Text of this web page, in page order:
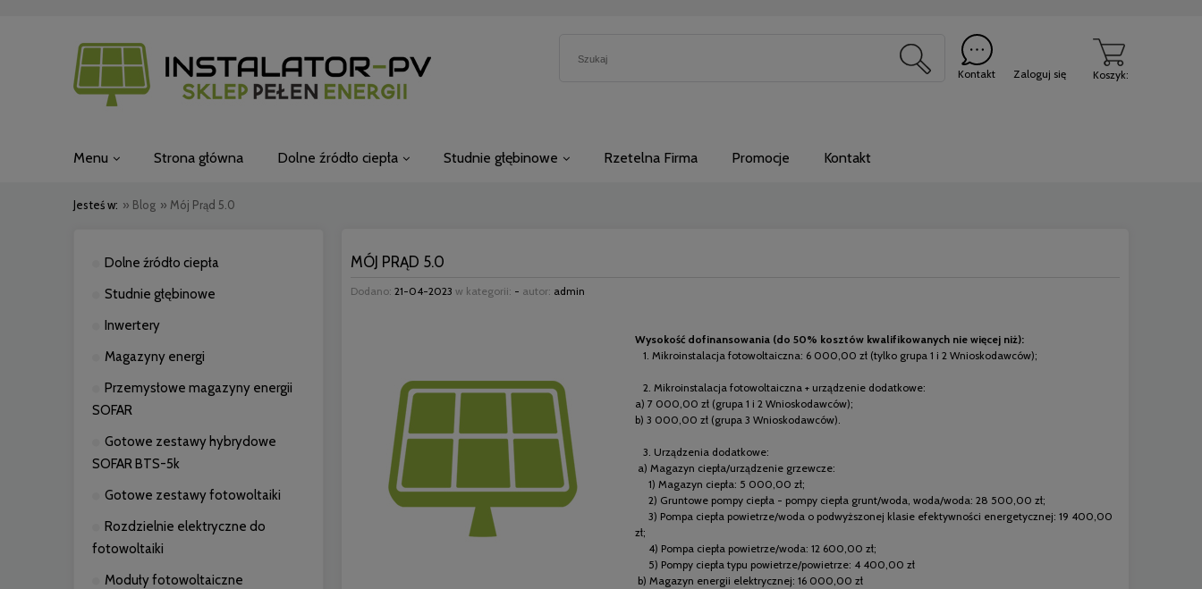
Koszyk:
Kontakt Zaloguj się
Menu Strona główna Dolne źródło ciepła Studnie głębinowe Rzetelna Firma Promocje Kontakt
Jesteś w: » Blog » Mój Prąd 5.0
Dolne źródło ciepła
Studnie głębinowe
Inwertery
Magazyny energi
Przemysłowe magazyny energii
SOFAR
Gotowe zestawy hybrydowe
SOFAR BTS-5k
Gotowe zestawy fotowoltaiki
Rozdzielnie elektryczne do
fotowoltaiki
Moduły fotowoltaiczne
MÓJ PRĄD 5.0
Dodano: 21-04-2023 w kategorii: - autor: admin
Wysokość dofinansowania (do 50% kosztów kwalifikowanych nie więcej niż):
1. Mikroinstalacja fotowoltaiczna: 6 000,00 zł (tylko grupa 1 i 2 Wnioskodawców);
2. Mikroinstalacja fotowoltaiczna + urządzenie dodatkowe:
a) 7 000,00 zł (grupa 1 i 2 Wnioskodawców);
b) 3 000,00 zł (grupa 3 Wnioskodawców).
3. Urządzenia dodatkowe:
a) Magazyn ciepła/urządzenie grzewcze:
1) Magazyn ciepła: 5 000,00 zł;
2) Gruntowe pompy ciepła - pompy ciepła grunt/woda, woda/woda: 28 500,00 zł;
3) Pompa ciepła powietrze/woda o podwyższonej klasie efektywności energetycznej: 19 400,00
zł;
4) Pompa ciepła powietrze/woda: 12 600,00 zł;
5) Pompy ciepła typu powietrze/powietrze: 4 400,00 zł
b) Magazyn energii elektrycznej: 16 000,00 zł